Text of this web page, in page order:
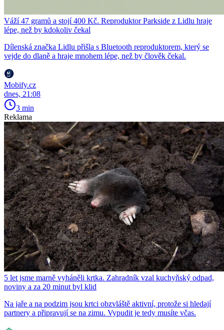
Váží 47 gramů a stojí 400 Kč. Reproduktor Parkside z Lidlu hraje
lépe, než by kdokoliv čekal
Dílenská značka Lidlu přišla s Bluetooth reproduktorem, který se
vejde do dlaně a hraje mnohem lépe, než by člověk čekal.
Mobify.cz
dnes, 21:08
3 min
Reklama
5 let jsme marně vyháněli krtka. Zahradník vzal kuchyňský odpad,
noviny a za 20 minut byl klid
Na jaře a na podzim jsou krtci obzvláště aktivní, protože si hledají
partnery a připravují se na zimu. Vypudit je tedy musíte včas.